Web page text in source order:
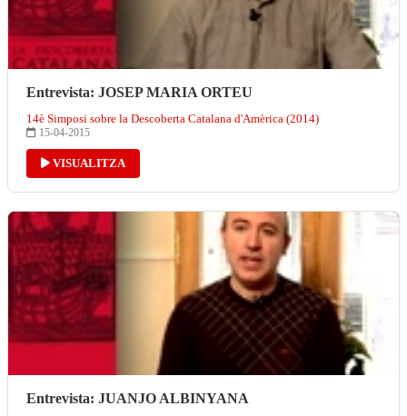
Entrevista: JOSEP MARIA ORTEU
14è Simposi sobre la Descoberta Catalana d'Amèrica (2014)
15-04-2015
VISUALITZA
Entrevista: JUANJO ALBINYANA